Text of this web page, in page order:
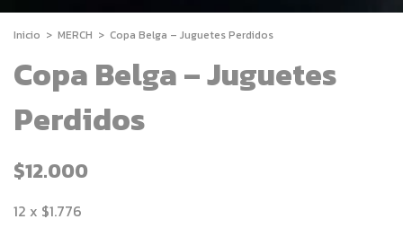
Inicio > MERCH > Copa Belga – Juguetes Perdidos
Copa Belga – Juguetes
Perdidos
$12.000
12 x $1.776